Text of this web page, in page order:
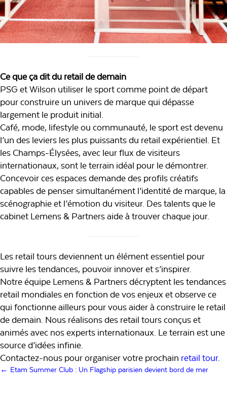
Ce que ça dit du retail de demain
PSG et Wilson utiliser le sport comme point de départ
pour construire un univers de marque qui dépasse
largement le produit initial.
Café, mode, lifestyle ou communauté, le sport est devenu
l’un des leviers les plus puissants du retail expérientiel. Et
les Champs-Élysées, avec leur flux de visiteurs
internationaux, sont le terrain idéal pour le démontrer.
Concevoir ces espaces demande des profils créatifs
capables de penser simultanément l’identité de marque, la
scénographie et l’émotion du visiteur. Des talents que le
cabinet Lemens & Partners aide à trouver chaque jour.
Les retail tours deviennent un élément essentiel pour
suivre les tendances, pouvoir innover et s’inspirer.
Notre équipe Lemens & Partners décryptent les tendances
retail mondiales en fonction de vos enjeux et observe ce
qui fonctionne ailleurs pour vous aider à construire le retail
de demain. Nous réalisons des retail tours conçus et
animés avec nos experts internationaux. Le terrain est une
source d’idées infinie.
Contactez-nous pour organiser votre prochain retail tour.
Posts
← Etam Summer Club : Un Flagship parisien devient bord de mer